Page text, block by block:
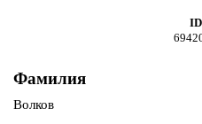
ID
Фамилия
Волков